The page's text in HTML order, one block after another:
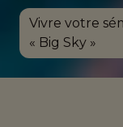
Vivre votre
« Big Sky »